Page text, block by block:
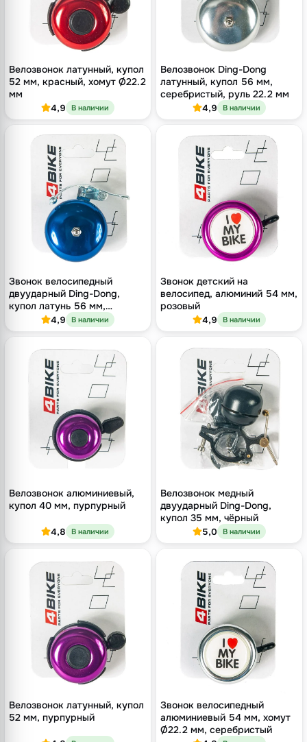
Велозвонок латунный, купол
52 мм, красный, хомут Ø22.2
мм
4,9 В наличии
Велозвонок Ding-Dong
латунный, купол 56 мм,
серебристый, руль 22.2 мм
4,9 В наличии
Звонок велосипедный
двуударный Ding-Dong,
купол латунь 56 мм,
голубой, хомут 22.2 мм
4,9 В наличии
Звонок детский на
велосипед, алюминий 54 мм,
розовый
4,9 В наличии
Велозвонок алюминиевый,
купол 40 мм, пурпурный
4,8 В наличии
Велозвонок медный
двуударный Ding-Dong,
купол 35 мм, чёрный
5,0 В наличии
Велозвонок латунный, купол
52 мм, пурпурный
Звонок велосипедный
алюминиевый 54 мм, хомут
Ø22.2 мм, серебристый